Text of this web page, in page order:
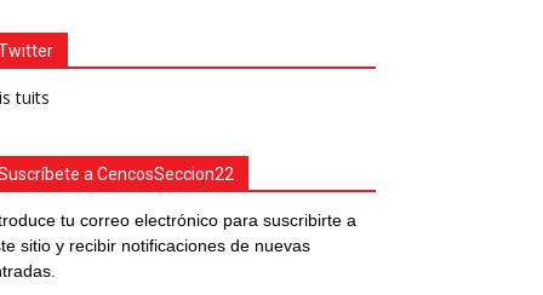
tuits
a CencosSeccion22
tu correo electrónico para suscribirte a
sitio y recibir notificaciones de nuevas